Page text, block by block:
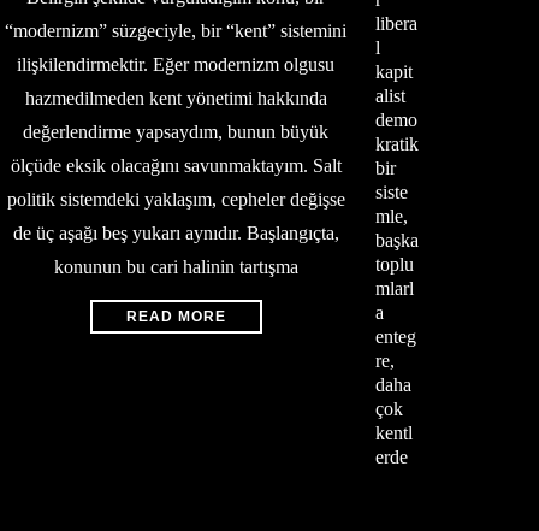
“modernizm” süzgeciyle, bir “kent” sistemini
ilişkilendirmektir. Eğer modernizm olgusu
hazmedilmeden kent yönetimi hakkında
değerlendirme yapsaydım, bunun büyük
ölçüde eksik olacağını savunmaktayım. Salt
politik sistemdeki yaklaşım, cepheler değişse
de üç aşağı beş yukarı aynıdır. Başlangıçta,
konunun bu cari halinin tartışma
READ MORE
libera
l
kapit
alist
demo
kratik
bir
siste
mle,
başka
toplu
mlarl
a
enteg
re,
daha
çok
kentl
erde